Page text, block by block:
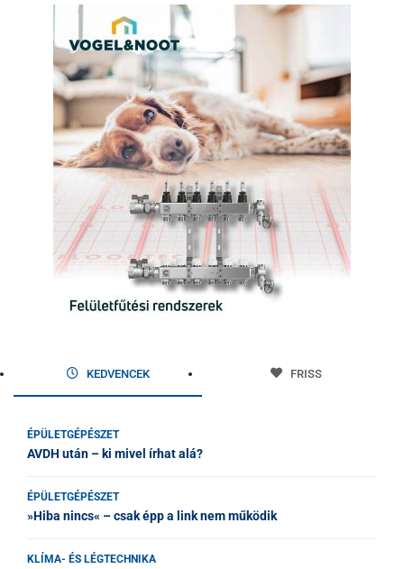
KEDVENCEK FRISS
ÉPÜLETGÉPÉSZET
AVDH után – ki mivel írhat alá?
ÉPÜLETGÉPÉSZET
»Hiba nincs« – csak épp a link nem működik
KLÍMA- ÉS LÉGTECHNIKA